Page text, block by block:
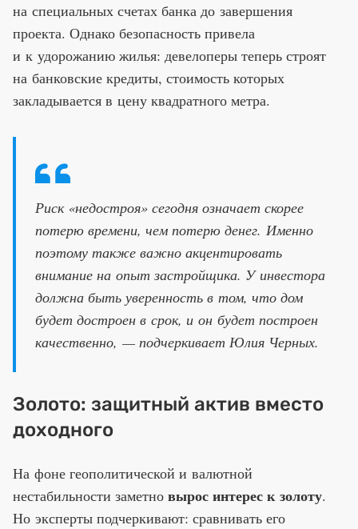
на специальных счетах банка до завершения
проекта. Однако безопасность привела
и к удорожанию жилья: девелоперы теперь строят
на банковские кредиты, стоимость которых
закладывается в цену квадратного метра.
Риск «недостроя» сегодня означает скорее
потерю времени, чем потерю денег. Именно
поэтому также важно акцентировать
внимание на опыт застройщика. У инвестора
должна быть уверенность в том, что дом
будет достроен в срок, и он будет построен
качественно, — подчеркивает Юлия Черных.
Золото: защитный актив вместо
доходного
На фоне геополитической и валютной
нестабильности заметно вырос интерес к золоту.
Но эксперты подчеркивают: сравнивать его